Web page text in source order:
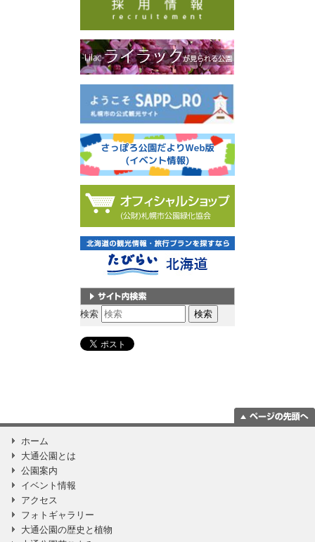
サイト内検索
検索
ホーム
大通公園とは
公園案内
イベント情報
アクセス
フォトギャラリー
大通公園の歴史と植物